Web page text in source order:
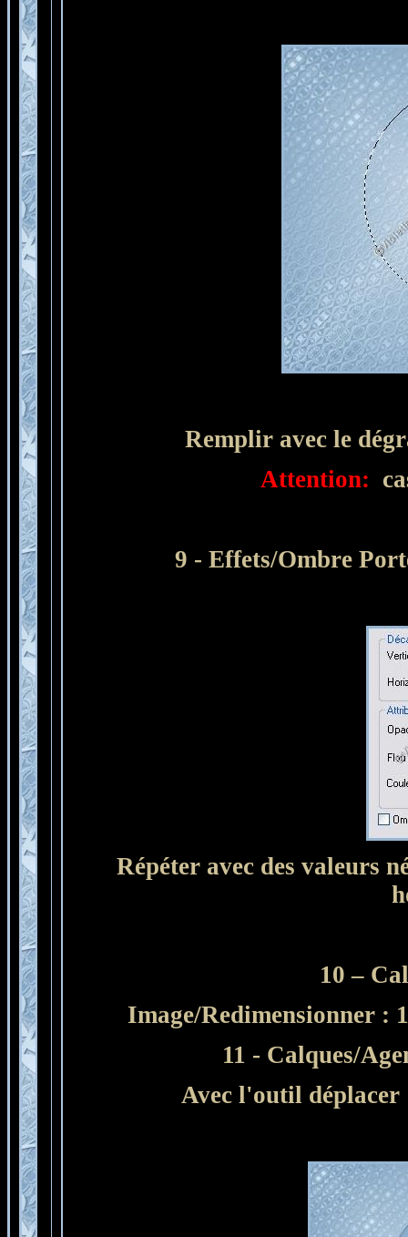
Remplir avec le
Attention:
9 - Effets/Ombre
Répéter avec des valeurs
10 –
Image/Redimensionner :
11 - Calques/
Avec l'outil déplacer